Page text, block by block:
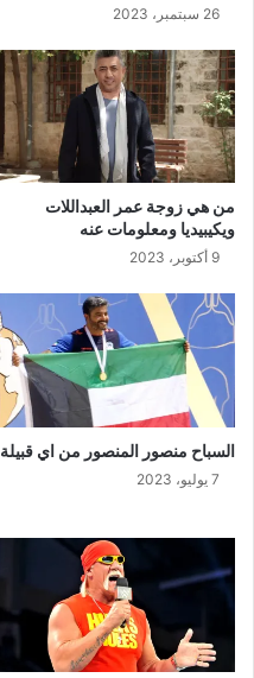
26 سبتمبر، 2023
من هي زوجة عمر العبداللات
ويكيبيديا ومعلومات عنه
9 أكتوبر، 2023
السباح منصور المنصور من اي قبيلة
7 يوليو، 2023